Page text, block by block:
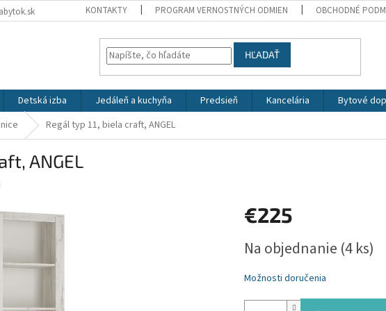
KONTAKTY PROGRAM VERNOSTNÝCH ODMIEN OBCHODNÉ
HĽADAŤ
Detská izba Jedáleň a kuchyňa Predsieň Kancelária Bytové
Regál typ 11, biela craft, ANGEL
ANGEL
€225
cena:
Na objednanie (4 ks)
Možnosti doručenia